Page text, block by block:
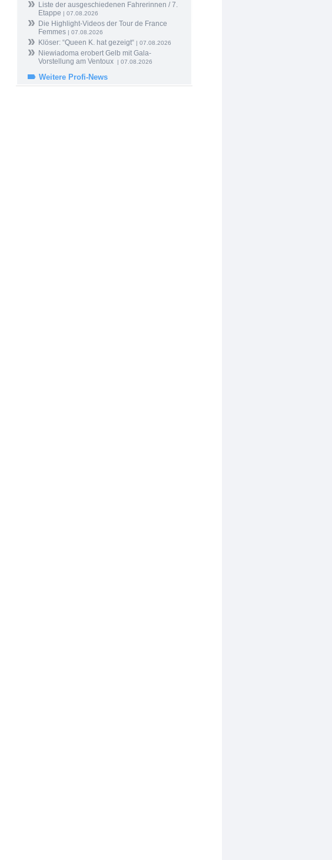
Liste der ausgeschiedenen Fahrerinnen / 7.
Etappe | 07.08.2026
Die Highlight-Videos der Tour de France
Femmes | 07.08.2026
Klöser: “Queen K. hat gezeigt“ | 07.08.2026
Niewiadoma erobert Gelb mit Gala-
Vorstellung am Ventoux
| 07.08.2026
Weitere Profi-News